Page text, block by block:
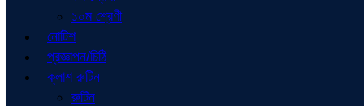
১০ম শ্রেণী
নোটিশ
প্রজ্ঞাপন/চিঠি
ক্লাশ রুটিন
রুটিন